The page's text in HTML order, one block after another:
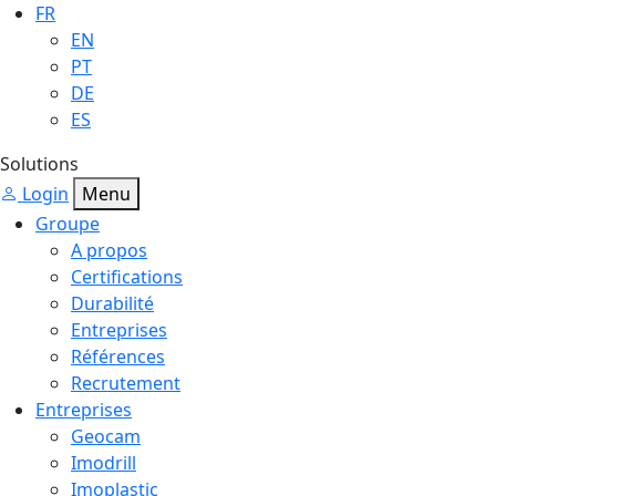
FR
EN
PT
DE
ES
Solutions
Login
Menu
Groupe
A propos
Certifications
Durabilité
Entreprises
Références
Recrutement
Entreprises
Geocam
Imodrill
Imoplastic